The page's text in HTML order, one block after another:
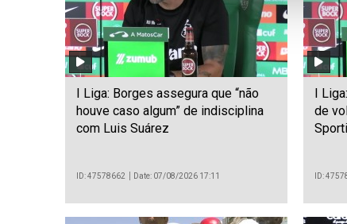
I Liga: Borges assegura que “não
houve caso algum” de indisciplina
com Luis Suárez
ID: 47578662 Date: 07/08/2026 17:11
I
de
ID: